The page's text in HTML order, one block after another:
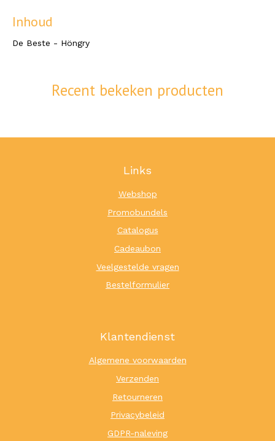
Inhoud
De Beste - Höngry
Recent bekeken producten
Links
Webshop
Promobundels
Catalogus
Cadeaubon
Veelgestelde vragen
Bestelformulier
Klantendienst
Algemene voorwaarden
Verzenden
Retourneren
Privacybeleid
GDPR-naleving